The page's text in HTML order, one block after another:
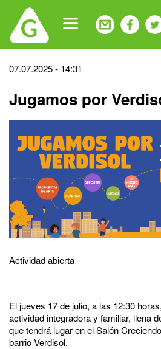
navigation
Back
top
07.07.2025 - 14:31
Jugamos por
Actividad abierta
El jueves 17 de julio, a las 12:30
actividad integradora y familiar, llena
que tendrá lugar en el Salón
barrio Verdisol.